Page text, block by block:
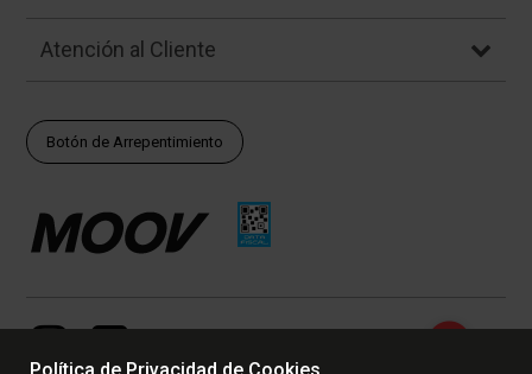
Atención al Cliente
Botón de Arrepentimiento